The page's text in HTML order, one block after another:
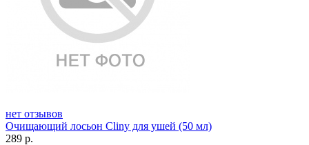
нет отзывов
Очищающий лосьон Cliny для ушей (50 мл)
289 р.